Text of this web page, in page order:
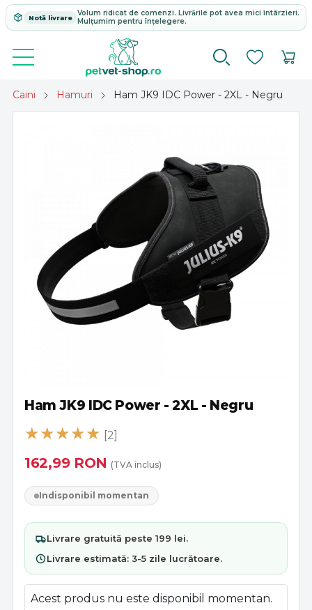
Notă livrare
Volum ridicat de comenzi. Livrările pot avea mici întârzieri.
Mulțumim pentru înțelegere.
Caini Hamuri Ham JK9 IDC Power - 2XL - Negru
Ham JK9 IDC Power - 2XL - Negru
[2]
162,99 RON (TVA inclus)
Indisponibil momentan
Livrare gratuită peste 199 lei.
Livrare estimată: 3-5 zile lucrătoare.
Acest produs nu este disponibil momentan.